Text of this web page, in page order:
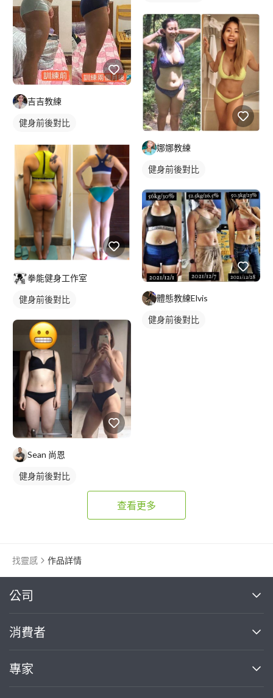
吉吉教練
健身前後對比
拳能健身工作室
健身前後對比
Sean 尚恩
健身前後對比
娜娜教練
健身前後對比
體態教練Elvis
健身前後對比
查看更多
找靈感 作品詳情
公司
關於我們
部落格
消費者
買服務
專家
繼續完成